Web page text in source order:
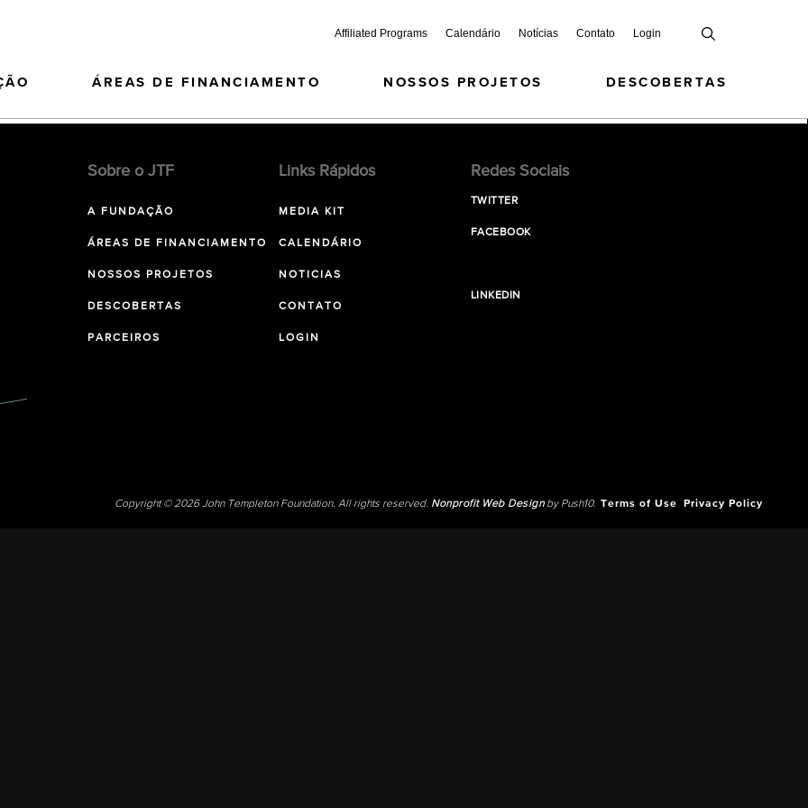
Affiliated Programs Calendário Notícias Contato Login
ÁREAS DE FINANCIAMENTO NOSSOS PROJETOS DESCOBERTAS
Sobre o JTF
A FUNDAÇÃO
ÁREAS DE FINANCIAMENTO
NOSSOS PROJETOS
DESCOBERTAS
PARCEIROS
Links Rápidos
MEDIA KIT
CALENDÁRIO
NOTICIAS
CONTATO
LOGIN
Redes Sociais
TWITTER
FACEBOOK
LINKEDIN
Copyright © 2026 John Templeton Foundation. All rights reserved. Nonprofit Web Designby Push10. Terms of Use Privacy Policy